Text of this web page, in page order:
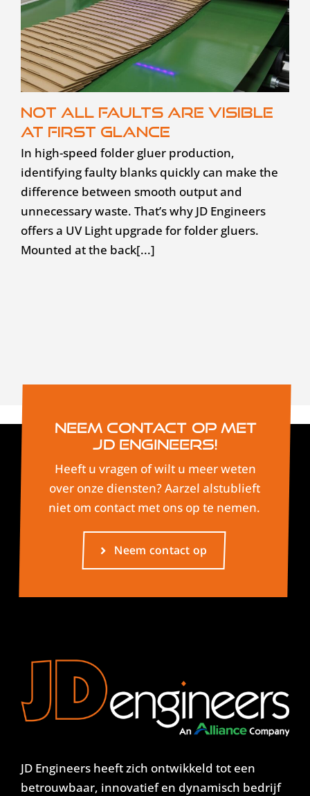
Not all faults are visible
at first glance
In high-speed folder gluer production,
identifying faulty blanks quickly can make the
difference between smooth output and
unnecessary waste. That’s why JD Engineers
offers a UV Light upgrade for folder gluers.
Mounted at the back[...]
Neem contact op met
JD Engineers!
Heeft u vragen of wilt u meer weten
over onze diensten? Aarzel alstublieft
niet om contact met ons op te nemen.
Neem contact op
JD Engineers heeft zich ontwikkeld tot een
betrouwbaar, innovatief en dynamisch bedrijf